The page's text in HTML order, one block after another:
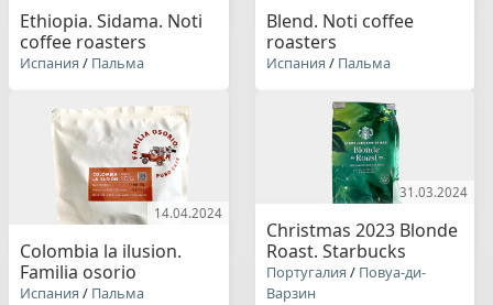
Ethiopia. Sidama. Noti
coffee roasters
Испания / Пальма
Blend. Noti coffee
roasters
Испания / Пальма
14.04.2024
Colombia la ilusion.
Familia osorio
Испания / Пальма
31.03.2024
Christmas 2023 Blonde
Roast. Starbucks
Португалия / Повуа-ди-
Варзин